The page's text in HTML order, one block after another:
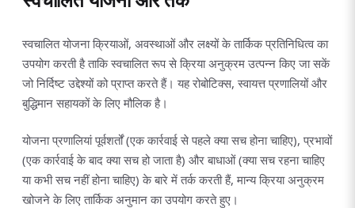
स्वचालित योजना क्रियाओं, अवस्थाओं और लक्ष्यों के तार्किक प्रतिनिधित्व का
उपयोग करती है ताकि स्वचालित रूप से क्रिया अनुक्रम उत्पन्न किए जा सकें
जो निर्दिष्ट उद्देश्यों को प्राप्त करते हैं। यह रोबोटिक्स, स्वायत्त प्रणालियों और
बुद्धिमान सहायकों के लिए मौलिक है।
योजना प्रणालियां पूर्वशर्तों (एक कार्रवाई से पहले क्या सच होना चाहिए), प्रभावों
(एक कार्रवाई के बाद क्या सच हो जाता है) और बाधाओं (क्या सच रहना चाहिए
या कभी सच नहीं होना चाहिए) के बारे में तर्क करती हैं, मान्य क्रिया अनुक्रम
खोजने के लिए तार्किक अनुमान का उपयोग करते हुए।